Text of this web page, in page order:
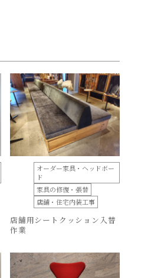
オーダー家具・ヘッドボー
ド
家具の修復・張替
店舗・住宅内装工事
店舗用シートクッション入替
作業